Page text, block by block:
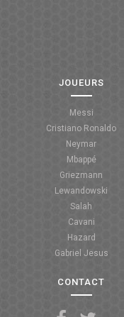
JOUEURS
Messi
Cristiano Ronaldo
Neymar
Mbappé
Griezmann
Lewandowski
Salah
Cavani
Hazard
Gabriel Jesus
CONTACT